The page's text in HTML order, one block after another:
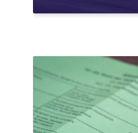
CRÉDIT SUR LA